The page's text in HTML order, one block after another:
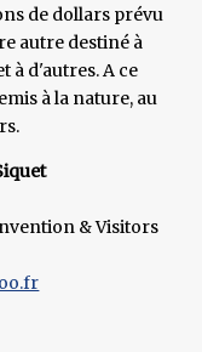
de dollars prévu
autre destiné à
à d'autres. A ce
à la nature, au
& Visitors